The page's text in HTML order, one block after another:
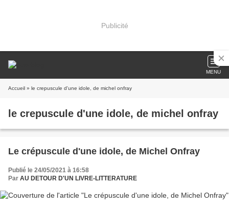
Publicité
MENU
Accueil » le crepuscule d'une idole, de michel onfray
le crepuscule d'une idole, de michel onfray
Le crépuscule d'une idole, de Michel Onfray
Publié le 24/05/2021 à 16:58
Par AU DETOUR D'UN LIVRE-LITTERATURE